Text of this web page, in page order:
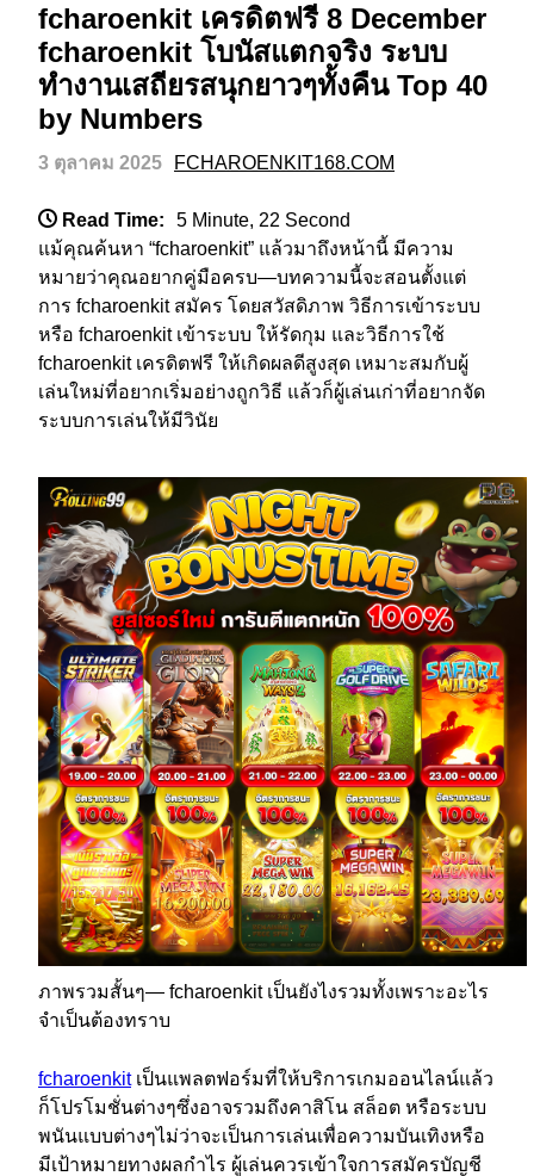
fcharoenkit เครดิตฟรี 8 December
fcharoenkit โบนัสแตกจริง ระบบ
ทำงานเสถียรสนุกยาวๆทั้งคืน Top 40
by Numbers
3 ตุลาคม 2025 FCHAROENKIT168.COM
Read Time:
5 Minute, 22 Second
แม้คุณค้นหา “fcharoenkit” แล้วมาถึงหน้านี้ มีความ
หมายว่าคุณอยากคู่มือครบ—บทความนี้จะสอนตั้งแต่
การ fcharoenkit สมัคร โดยสวัสดิภาพ วิธีการเข้าระบบ
หรือ fcharoenkit เข้าระบบ ให้รัดกุม และวิธีการใช้
fcharoenkit เครดิตฟรี ให้เกิดผลดีสูงสุด เหมาะสมกับผู้
เล่นใหม่ที่อยากเริ่มอย่างถูกวิธี แล้วก็ผู้เล่นเก่าที่อยากจัด
ระบบการเล่นให้มีวินัย
ภาพรวมสั้นๆ— fcharoenkit เป็นยังไงรวมทั้งเพราะอะไร
จำเป็นต้องทราบ
fcharoenkitเป็นแพลตฟอร์มที่ให้บริการเกมออนไลน์แล้ว
ก็โปรโมชั่นต่างๆซึ่งอาจรวมถึงคาสิโน สล็อต หรือระบบ
พนันแบบต่างๆไม่ว่าจะเป็นการเล่นเพื่อความบันเทิงหรือ
มีเป้าหมายทางผลกำไร ผู้เล่นควรเข้าใจการสมัครบัญชี